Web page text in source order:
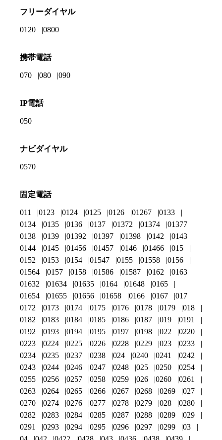
フリーダイヤル
0120 0800
携帯電話
070 080 090
IP電話
050
ナビダイヤル
0570
固定電話
011 0123 0124 0125 0126 01267
0133
0134
0135 0136 0137 01372 01374
01377
0138
0139 01392 01397 01398 0142
0143
0144
0145 01456 01457 0146 01466
015
0152
0153 0154 01547 0155 01558
0156
01564
0157 0158 01586 01587 0162
0163
01632
01634 01635 0164 01648
0165
01654
01655 01656 01658 0166 0167
017
0172
0173 0174 0175 0176 0178 0179
018
0182
0183 0184 0185 0186 0187 019
0191
0192
0193 0194 0195 0197 0198 022
0220
0223
0224 0225 0226 0228 0229 023
0233
0234
0235 0237 0238 024 0240 0241
0242
0243
0244 0246 0247 0248 025 0250
0254
0255
0256 0257 0258 0259 026 0260
0261
0263
0264 0265 0266 0267 0268 0269
027
0270
0274 0276 0277 0278 0279 028
0280
0282
0283 0284 0285 0287 0288 0289
029
0291
0293 0294 0295 0296 0297 0299
03